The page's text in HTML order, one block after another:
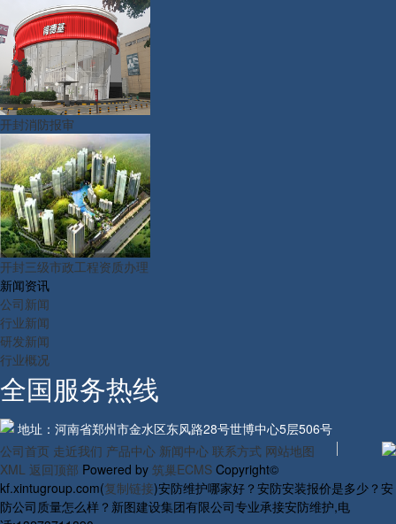
开封消防报审
开封三级市政工程资质办理
新闻资讯
公司新闻
行业新闻
研发新闻
行业概况
全国服务热线
地址：河南省郑州市金水区东风路28号世博中心5层506号
公司首页 走近我们 产品中心 新闻中心 联系方式 网站地图
XML 返回顶部 Powered by 筑巢ECMS Copyright©
kf.xintugroup.com(复制链接)安防维护哪家好？安防安装报价是多少？安
防公司质量怎么样？新图建设集团有限公司专业承接安防维护,电